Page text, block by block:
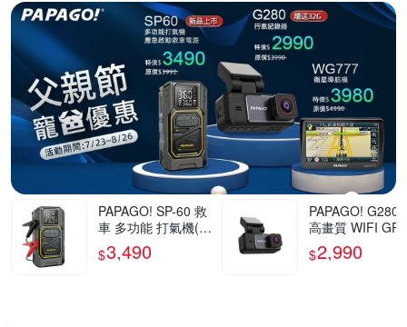
PAPAGO! SP-60 救
車 多功能 打氣機(救
急啟動/快速打氣/應
急照明)
$3,490
PAPAGO! G280
高畫質 WIFI
速提醒 行車紀錄
$2,990